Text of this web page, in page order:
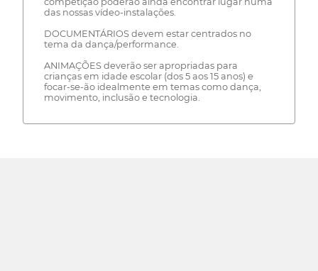
das nossas vídeo-instalações.
DOCUMENTÁRIOS devem estar centrados no
tema da dança/performance.
ANIMAÇÕES deverão ser apropriadas para
crianças em idade escolar (dos 5 aos 15 anos) e
focar-se-ão idealmente em temas como dança,
movimento, inclusão e tecnologia.